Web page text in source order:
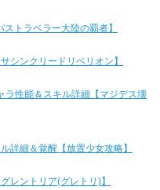
トラベラー大陸の覇者】
シンクリードリベリオン】
ラ性能＆スキル詳細【マジデス壊
詳細＆覚醒【放置少女攻略】
レントリア(グレトリ)】